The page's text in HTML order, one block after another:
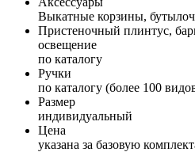
Выкатные корзины,
Пристеночный плинтус,
освещение
по каталогу
Ручки
по каталогу (более 100
Размер
индивидуальный
Цена
указана за базовую